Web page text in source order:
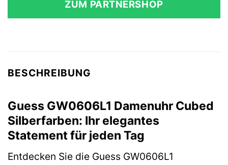
ZUM PARTNERSHOP
BESCHREIBUNG
Guess GW0606L1 Damenuhr Cubed
Silberfarben: Ihr elegantes
Statement für jeden Tag
Entdecken Sie die Guess GW0606L1